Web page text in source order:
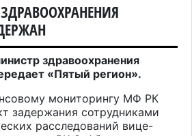
здравоохранения
«Пятый регион».
мониторингу МФ РК
задержания сотрудниками
расследований вице-